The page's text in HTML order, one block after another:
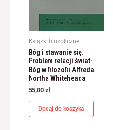
Książki filozoficzne
Bóg i stawanie się.
Problem relacji świat-
Bóg w filozofii Alfreda
Northa Whiteheada
55,00zł
Dodaj do koszyka